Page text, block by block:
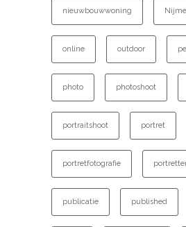
nieuwbouwwoning
online outdoor
photo photoshoot
portraitshoot portret
portretfotografie
publicatie published